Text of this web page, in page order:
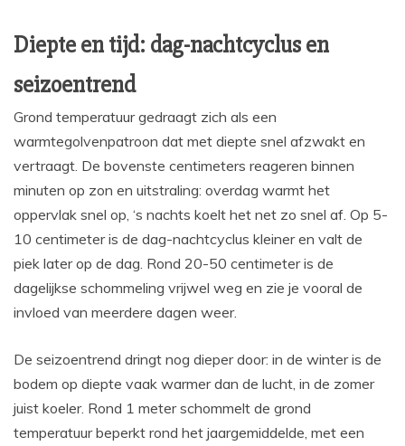
Diepte en tijd: dag-nachtcyclus en
seizoentrend
Grond temperatuur gedraagt zich als een
warmtegolvenpatroon dat met diepte snel afzwakt en
vertraagt. De bovenste centimeters reageren binnen
minuten op zon en uitstraling: overdag warmt het
oppervlak snel op, ‘s nachts koelt het net zo snel af. Op 5-
10 centimeter is de dag-nachtcyclus kleiner en valt de
piek later op de dag. Rond 20-50 centimeter is de
dagelijkse schommeling vrijwel weg en zie je vooral de
invloed van meerdere dagen weer.
De seizoentrend dringt nog dieper door: in de winter is de
bodem op diepte vaak warmer dan de lucht, in de zomer
juist koeler. Rond 1 meter schommelt de grond
temperatuur beperkt rond het jaargemiddelde, met een